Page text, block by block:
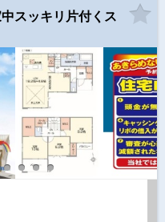
スッキリ片付くス